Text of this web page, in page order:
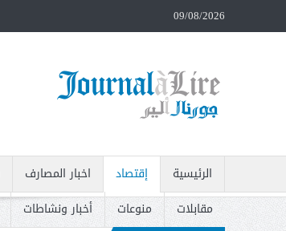
09/08/2026
الرئيسية إقتصاد اخبار المصارف
مقابلات
منوعات أخبار ونشاطات